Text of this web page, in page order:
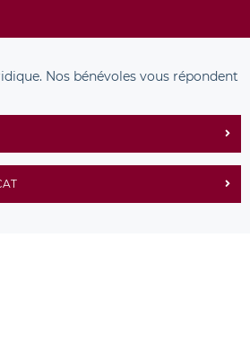
Nos bénévoles vous répondent